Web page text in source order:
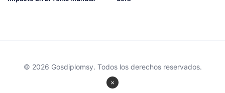
×
© 2026 Gosdiplomsy. Todos los derechos reservados.